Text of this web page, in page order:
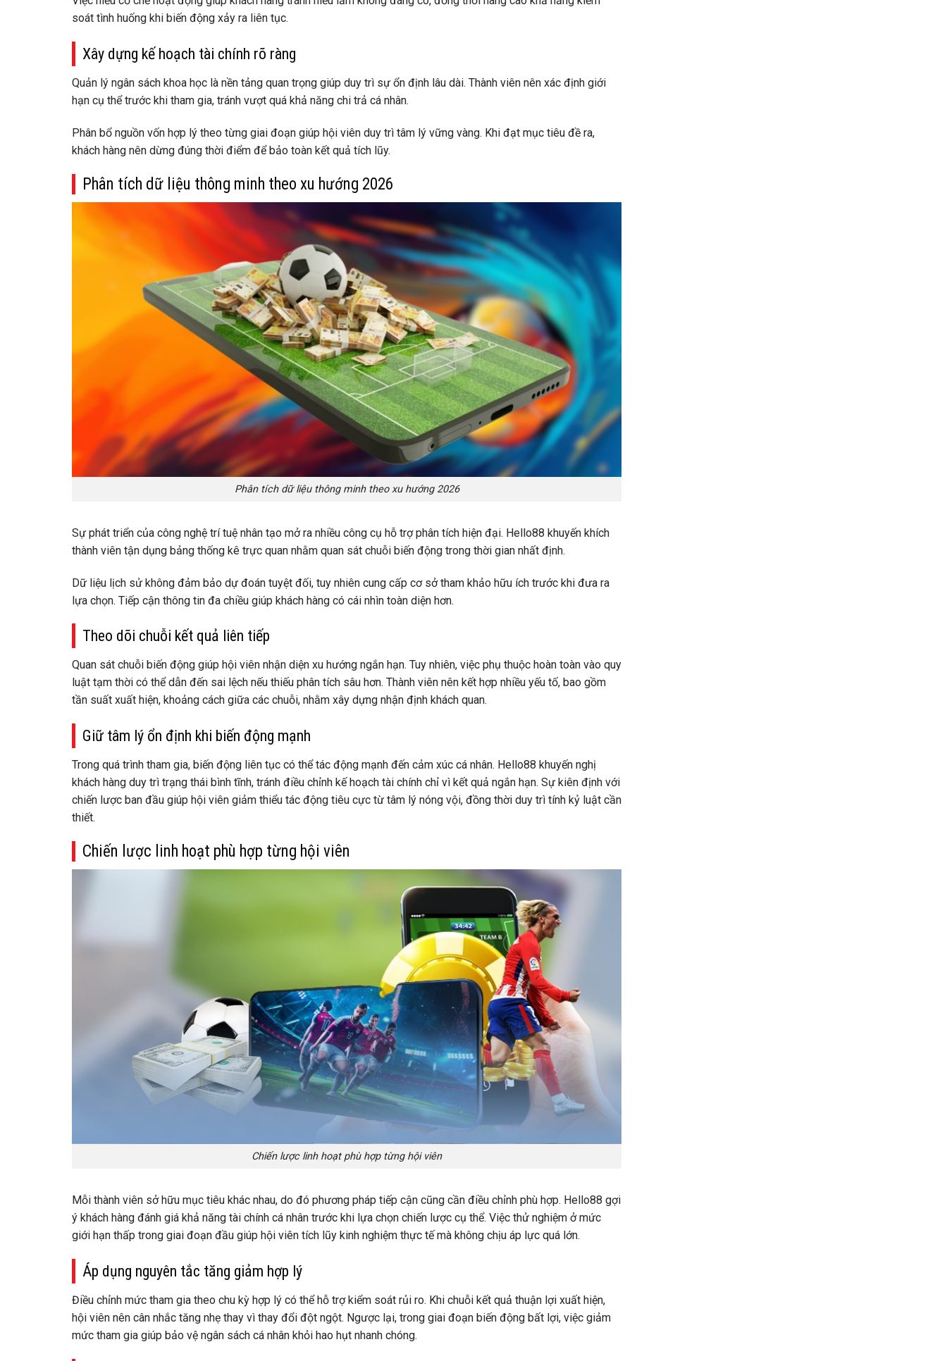
soát tình huống khi biến động xảy ra liên tục.
Xây dựng kế hoạch tài chính rõ ràng
Quản lý ngân sách khoa học là nền tảng quan trọng giúp duy trì sự ổn định lâu dài. Thành viên nên xác định giới
hạn cụ thể trước khi tham gia, tránh vượt quá khả năng chi trả cá nhân.
Phân bổ nguồn vốn hợp lý theo từng giai đoạn giúp hội viên duy trì tâm lý vững vàng. Khi đạt mục tiêu đề ra,
khách hàng nên dừng đúng thời điểm để bảo toàn kết quả tích lũy.
Phân tích dữ liệu thông minh theo xu hướng 2026
Phân tích dữ liệu thông minh theo xu hướng 2026
Sự phát triển của công nghệ trí tuệ nhân tạo mở ra nhiều công cụ hỗ trợ phân tích hiện đại. Hello88 khuyến khích
thành viên tận dụng bảng thống kê trực quan nhằm quan sát chuỗi biến động trong thời gian nhất định.
Dữ liệu lịch sử không đảm bảo dự đoán tuyệt đối, tuy nhiên cung cấp cơ sở tham khảo hữu ích trước khi đưa ra
lựa chọn. Tiếp cận thông tin đa chiều giúp khách hàng có cái nhìn toàn diện hơn.
Theo dõi chuỗi kết quả liên tiếp
Quan sát chuỗi biến động giúp hội viên nhận diện xu hướng ngắn hạn. Tuy nhiên, việc phụ thuộc hoàn toàn vào quy
luật tạm thời có thể dẫn đến sai lệch nếu thiếu phân tích sâu hơn. Thành viên nên kết hợp nhiều yếu tố, bao gồm
tần suất xuất hiện, khoảng cách giữa các chuỗi, nhằm xây dựng nhận định khách quan.
Giữ tâm lý ổn định khi biến động mạnh
Trong quá trình tham gia, biến động liên tục có thể tác động mạnh đến cảm xúc cá nhân. Hello88 khuyến nghị
khách hàng duy trì trạng thái bình tĩnh, tránh điều chỉnh kế hoạch tài chính chỉ vì kết quả ngắn hạn. Sự kiên định với
chiến lược ban đầu giúp hội viên giảm thiểu tác động tiêu cực từ tâm lý nóng vội, đồng thời duy trì tính kỷ luật cần
thiết.
Chiến lược linh hoạt phù hợp từng hội viên
Chiến lược linh hoạt phù hợp từng hội viên
Mỗi thành viên sở hữu mục tiêu khác nhau, do đó phương pháp tiếp cận cũng cần điều chỉnh phù hợp. Hello88 gợi
ý khách hàng đánh giá khả năng tài chính cá nhân trước khi lựa chọn chiến lược cụ thể. Việc thử nghiệm ở mức
giới hạn thấp trong giai đoạn đầu giúp hội viên tích lũy kinh nghiệm thực tế mà không chịu áp lực quá lớn.
Áp dụng nguyên tắc tăng giảm hợp lý
Điều chỉnh mức tham gia theo chu kỳ hợp lý có thể hỗ trợ kiểm soát rủi ro. Khi chuỗi kết quả thuận lợi xuất hiện,
hội viên nên cân nhắc tăng nhẹ thay vì thay đổi đột ngột. Ngược lại, trong giai đoạn biến động bất lợi, việc giảm
mức tham gia giúp bảo vệ ngân sách cá nhân khỏi hao hụt nhanh chóng.